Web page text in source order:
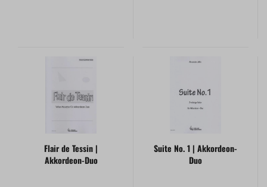
Flair de Tessin |
Akkordeon-Duo
Suite No. 1 | Akkordeon-
Duo